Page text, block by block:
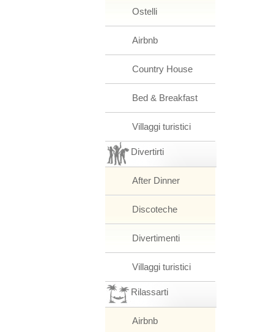
Ostelli
Airbnb
Country House
Bed & Breakfast
Villaggi turistici
Divertirti
After Dinner
Discoteche
Divertimenti
Villaggi turistici
Rilassarti
Airbnb